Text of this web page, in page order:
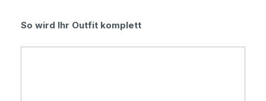
Produktgalerie überspringen
So wird Ihr Outfit komplett